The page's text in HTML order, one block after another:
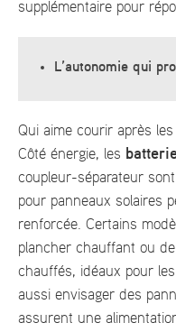
supplémentaire pour
L’autonomie qui
Qui aime courir après
Côté énergie, les
coupleur-séparateur
pour panneaux solaires
renforcée. Certains
plancher chauffant ou
chauffés, idéaux pour
aussi envisager des
assurent une